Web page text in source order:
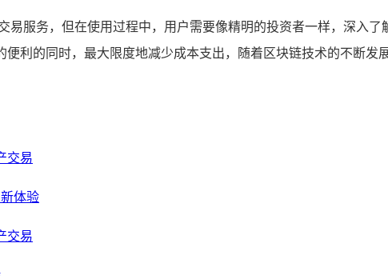
易服务，但在使用过程中，用户需要像精明的投资者一样，深入
便利的同时，最大限度地减少成本支出，随着区块链技术的不断发
交易
体验
交易